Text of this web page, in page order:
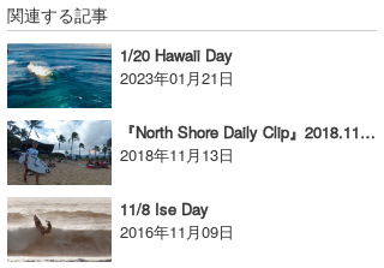
関連する記事
1/20 Hawaii Day
2023年01月21日
『North Shore Daily Clip』2018.11.12 @ Haleiwa
2018年11月13日
11/8 Ise Day
2016年11月09日
OYZ
S.K
Soulman
VAGY
waka☆=